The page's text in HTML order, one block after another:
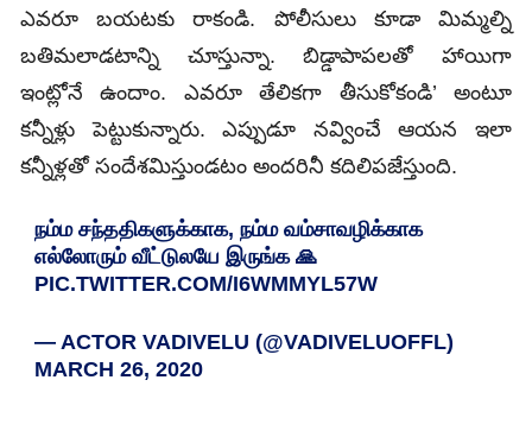
ఎవరూ బయటకు రాకండి. పోలీసులు కూడా మిమ్మల్ని
బతిమలాడటాన్ని చూస్తున్నా. బిడ్డాపాపలతో హాయిగా
ఇంట్లోనే ఉందాం. ఎవరూ తేలికగా తీసుకోకండి’ అంటూ
కన్నీళ్లు పెట్టుకున్నారు. ఎప్పుడూ నవ్వించే ఆయన ఇలా
కన్నీళ్లతో సందేశమిస్తుండటం అందరినీ కదిలిపజేస్తుంది.
நம்ம சந்ததிகளுக்காக, நம்ம வம்சாவழிக்காக
எல்லோரும் வீட்டுலயே இருங்க 🙏
PIC.TWITTER.COM/I6WMMYL57W
— ACTOR VADIVELU (@VADIVELUOFFL)
MARCH 26, 2020